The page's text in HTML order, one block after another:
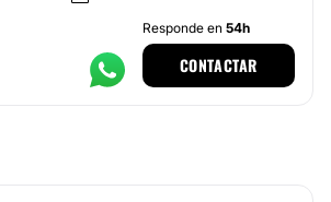
Responde en 54h
CONTACTAR